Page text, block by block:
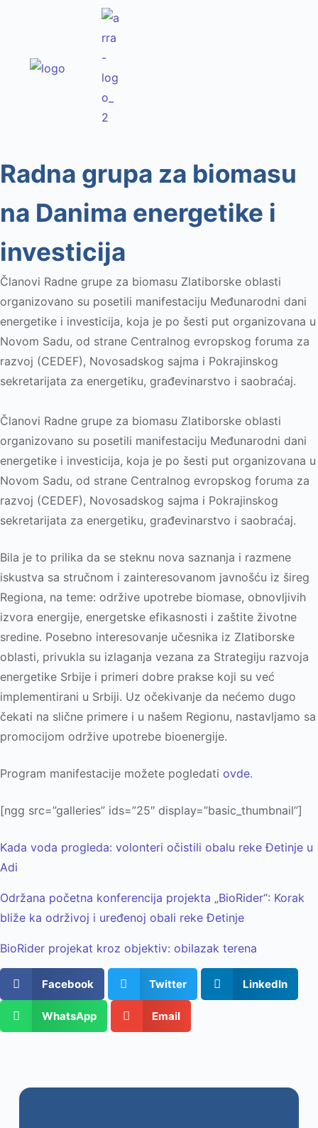
Radna grupa za biomasu
na Danima energetike i
investicija
Članovi Radne grupe za biomasu Zlatiborske oblasti
organizovano su posetili manifestaciju Međunarodni dani
energetike i investicija, koja je po šesti put organizovana u
Novom Sadu, od strane Centralnog evropskog foruma za
razvoj (CEDEF), Novosadskog sajma i Pokrajinskog
sekretarijata za energetiku, građevinarstvo i saobraćaj.
Članovi Radne grupe za biomasu Zlatiborske oblasti
organizovano su posetili manifestaciju Međunarodni dani
energetike i investicija, koja je po šesti put organizovana u
Novom Sadu, od strane Centralnog evropskog foruma za
razvoj (CEDEF), Novosadskog sajma i Pokrajinskog
sekretarijata za energetiku, građevinarstvo i saobraćaj.
Bila je to prilika da se steknu nova saznanja i razmene
iskustva sa stručnom i zainteresovanom javnošću iz šireg
Regiona, na teme: održive upotrebe biomase, obnovlјivih
izvora energije, energetske efikasnosti i zaštite životne
sredine. Posebno interesovanje učesnika iz Zlatiborske
oblasti, privukla su izlaganja vezana za Strategiju razvoja
energetike Srbije i primeri dobre prakse koji su već
implementirani u Srbiji. Uz očekivanje da nećemo dugo
čekati na slične primere i u našem Regionu, nastavlјamo sa
promocijom održive upotrebe bioenergije.
Program manifestacije možete pogledati ovde.
[ngg src=”galleries” ids=”25″ display=”basic_thumbnail”]
Kada voda progleda: volonteri očistili obalu reke Đetinje u
Adi
Održana početna konferencija projekta „BioRider“: Korak
bliže ka održivoj i uređenoj obali reke Đetinje
BioRider projekat kroz objektiv: obilazak terena
Facebook Twitter LinkedIn
WhatsApp Email